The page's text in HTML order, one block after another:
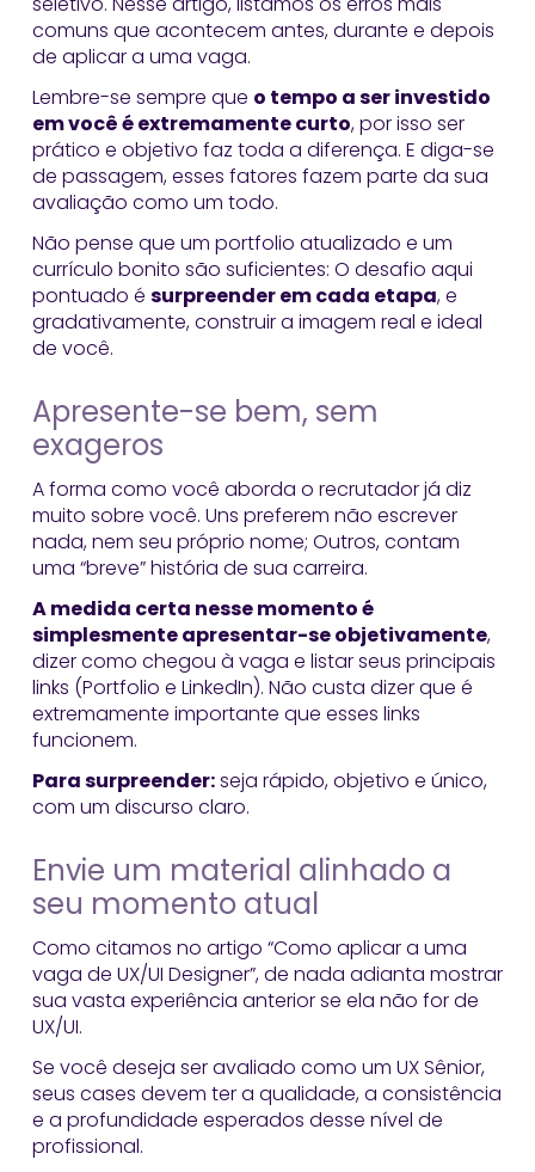
comuns que acontecem antes, durante e depois
de aplicar a uma vaga.
Lembre-se sempre que o tempo a ser investido
em você é extremamente curto, por isso ser
prático e objetivo faz toda a diferença. E diga-se
de passagem, esses fatores fazem parte da sua
avaliação como um todo.
Não pense que um portfolio atualizado e um
currículo bonito são suficientes: O desafio aqui
pontuado é surpreender em cada etapa, e
gradativamente, construir a imagem real e ideal
de você.
Apresente-se bem, sem
exageros
A forma como você aborda o recrutador já diz
muito sobre você. Uns preferem não escrever
nada, nem seu próprio nome; Outros, contam
uma “breve” história de sua carreira.
A medida certa nesse momento é
simplesmente apresentar-se objetivamente,
dizer como chegou à vaga e listar seus principais
links (Portfolio e LinkedIn). Não custa dizer que é
extremamente importante que esses links
funcionem.
Para surpreender:seja rápido, objetivo e único,
com um discurso claro.
Envie um material alinhado a
seu momento atual
Como citamos no artigo “Como aplicar a uma
vaga de UX/UI Designer”, de nada adianta mostrar
sua vasta experiência anterior se ela não for de
UX/UI.
Se você deseja ser avaliado como um UX Sênior,
seus cases devem ter a qualidade, a consistência
e a profundidade esperados desse nível de
profissional.